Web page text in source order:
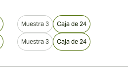
Muestra 3 Caja de 24
Muestra 3 Caja de 24